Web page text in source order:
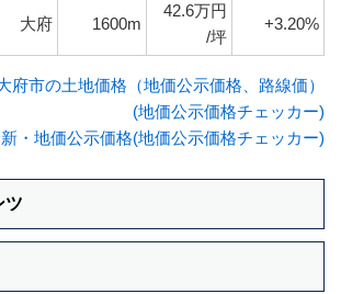
大府 1600m
42.6万円
/坪
+3.20%
府市の土地価格（地価公示価格、路線価）
(地価公示価格チェッカー)
・地価公示価格(地価公示価格チェッカー)
ツ